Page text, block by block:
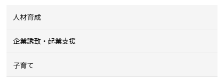
人材育成
企業誘致・起業支援
子育て